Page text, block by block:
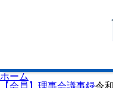
ホーム
【会員】理事会議事録令